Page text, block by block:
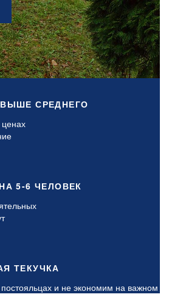
СРЕДНЕГО
5-6 ЧЕЛОВЕК
ТЕКУЧКА
и не экономим на важном